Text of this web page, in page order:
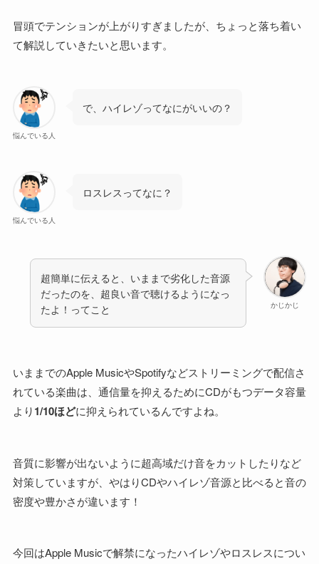
冒頭でテンションが上がりすぎましたが、ちょっと落ち着い
て解説していきたいと思います。
悩んでいる人
で、ハイレゾってなにがいいの？
悩んでいる人
ロスレスってなに？
かじかじ
超簡単に伝えると、いままで劣化した音源
だったのを、超良い音で聴けるようになっ
たよ！ってこと
いままでのApple MusicやSpotifyなどストリーミングで配信さ
れている楽曲は、通信量を抑えるためにCDがもつデータ容量
より1/10ほどに抑えられているんですよね。
音質に影響が出ないように超高域だけ音をカットしたりなど
対策していますが、やはりCDやハイレゾ音源と比べると音の
密度や豊かさが違います！
今回はApple Musicで解禁になったハイレゾやロスレスについ